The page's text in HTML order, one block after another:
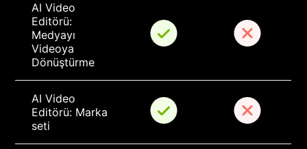
AI Video
Editörü:
Medyayı
Videoya
Dönüştürme
AI Video
Editörü: Marka
seti